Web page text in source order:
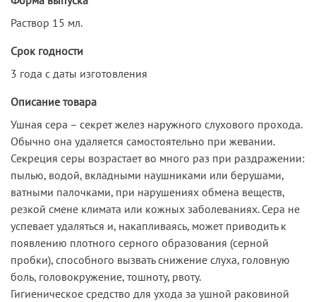
Раствор 15 мл.
Срок годности
3 года с даты изготовления
Описание товара
Ушная сера – секрет желез наружного слухового прохода.
Обычно она удаляется самостоятельно при жевании.
Секреция серы возрастает во много раз при раздражении:
пылью, водой, вкладными наушниками или берушами,
ватными палочками, при нарушениях обмена веществ,
резкой смене климата или кожных заболеваниях. Сера не
успевает удаляться и, накапливаясь, может приводить к
появлению плотного серного образования (серной
пробки), способного вызвать снижение слуха, головную
боль, головокружение, тошноту, рвоту.
Гигиеническое средство для ухода за ушной раковиной